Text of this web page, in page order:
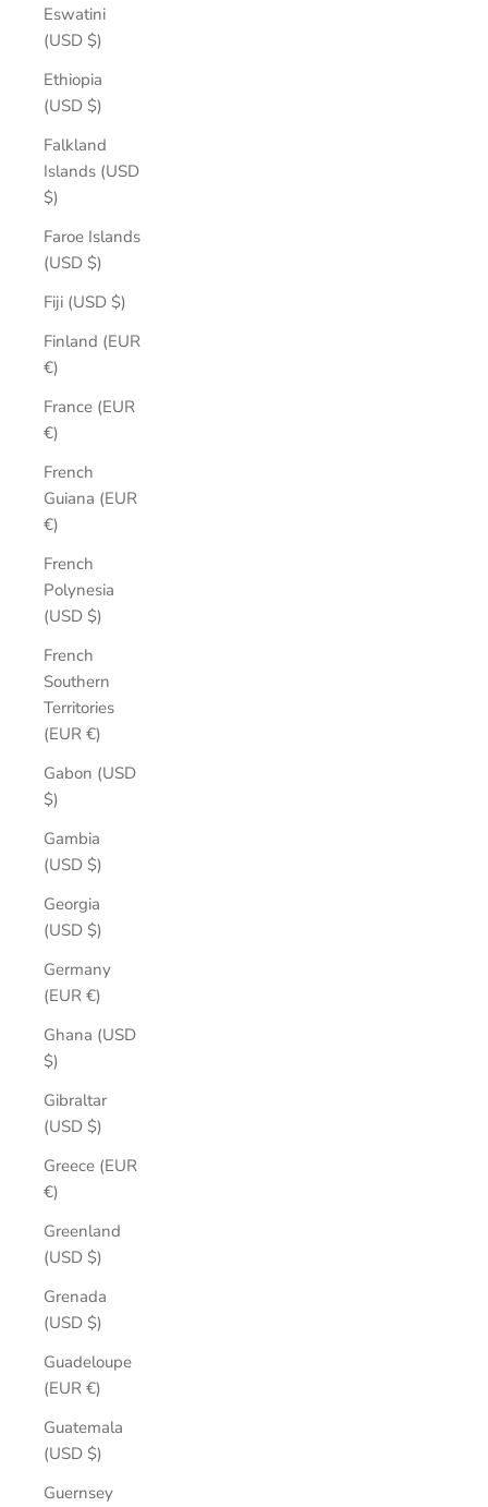
Eswatini
(USD $)
Ethiopia
(USD $)
Falkland
Islands (USD
$)
Faroe Islands
(USD $)
Fiji (USD $)
Finland (EUR
€)
France (EUR
€)
French
Guiana (EUR
€)
French
Polynesia
(USD $)
French
Southern
Territories
(EUR €)
Gabon (USD
$)
Gambia
(USD $)
Georgia
(USD $)
Germany
(EUR €)
Ghana (USD
$)
Gibraltar
(USD $)
Greece (EUR
€)
Greenland
(USD $)
Grenada
(USD $)
Guadeloupe
(EUR €)
Guatemala
(USD $)
Guernsey